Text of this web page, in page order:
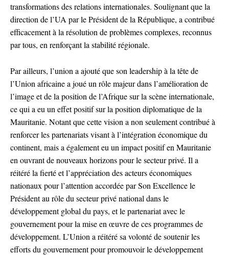
transformations des relations internationales. Soulignant que la
direction de l’UA par le Président de la République, a contribué
efficacement à la résolution de problèmes complexes, reconnus
par tous, en renforçant la stabilité régionale.
Par ailleurs, l’union a ajouté que son leadership à la tête de
l’Union africaine a joué un rôle majeur dans l’amélioration de
l’image et de la position de l’Afrique sur la scène internationale,
ce qui a eu un effet positif sur la position diplomatique de la
Mauritanie. Notant que cette vision a non seulement contribué à
renforcer les partenariats visant à l’intégration économique du
continent, mais a également eu un impact positif en Mauritanie
en ouvrant de nouveaux horizons pour le secteur privé. Il a
réitéré la fierté et l’appréciation des acteurs économiques
nationaux pour l’attention accordée par Son Excellence le
Président au rôle du secteur privé national dans le
développement global du pays, et le partenariat avec le
gouvernement pour la mise en œuvre de ces programmes de
développement. L’Union a réitéré sa volonté de soutenir les
efforts du gouvernement pour promouvoir le développement